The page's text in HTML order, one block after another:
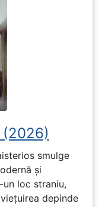
smulge
și
loc straniu,
depinde